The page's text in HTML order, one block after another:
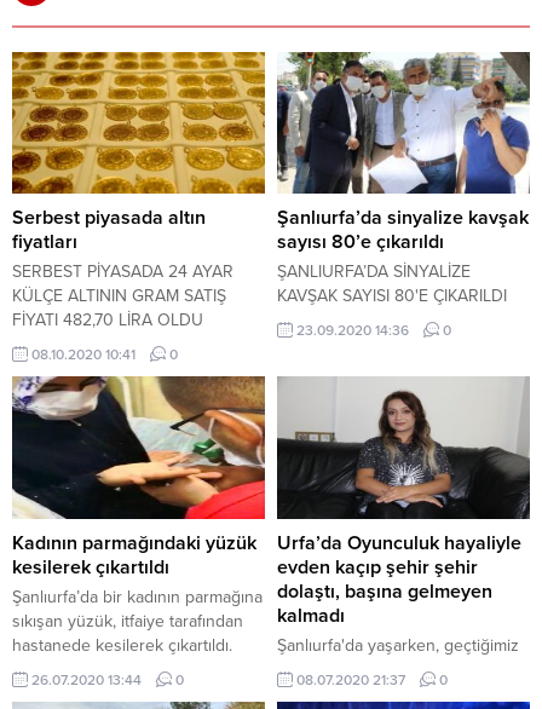
Serbest piyasada altın
fiyatları
SERBEST PİYASADA 24 AYAR
KÜLÇE ALTININ GRAM SATIŞ
FİYATI 482,70 LİRA OLDU
08.10.2020 10:41 0
Şanlıurfa’da sinyalize kavşak
sayısı 80’e çıkarıldı
ŞANLIURFA’DA SİNYALİZE
KAVŞAK SAYISI 80'E ÇIKARILDI
23.09.2020 14:36 0
Kadının parmağındaki yüzük
kesilerek çıkartıldı
Şanlıurfa’da bir kadının parmağına
sıkışan yüzük, itfaiye tarafından
hastanede kesilerek çıkartıldı.
26.07.2020 13:44 0
Urfa’da Oyunculuk hayaliyle
evden kaçıp şehir şehir
dolaştı, başına gelmeyen
kalmadı
Şanlıurfa'da yaşarken, geçtiğimiz
yıl oyuncu olma hayaliyle evden
kaçan 19 yaşındaki Kevser
08.07.2020 21:37 0